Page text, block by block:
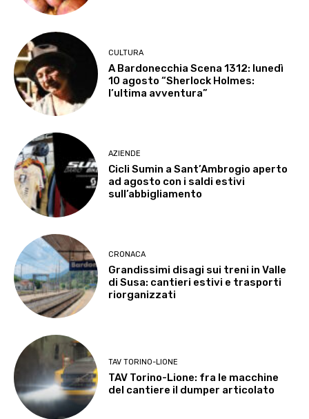
CULTURA
A Bardonecchia Scena 1312: lunedì
10 agosto “Sherlock Holmes:
l’ultima avventura”
AZIENDE
Cicli Sumin a Sant’Ambrogio aperto
ad agosto con i saldi estivi
sull’abbigliamento
CRONACA
Grandissimi disagi sui treni in Valle
di Susa: cantieri estivi e trasporti
riorganizzati
TAV TORINO-LIONE
TAV Torino-Lione: fra le macchine
del cantiere il dumper articolato